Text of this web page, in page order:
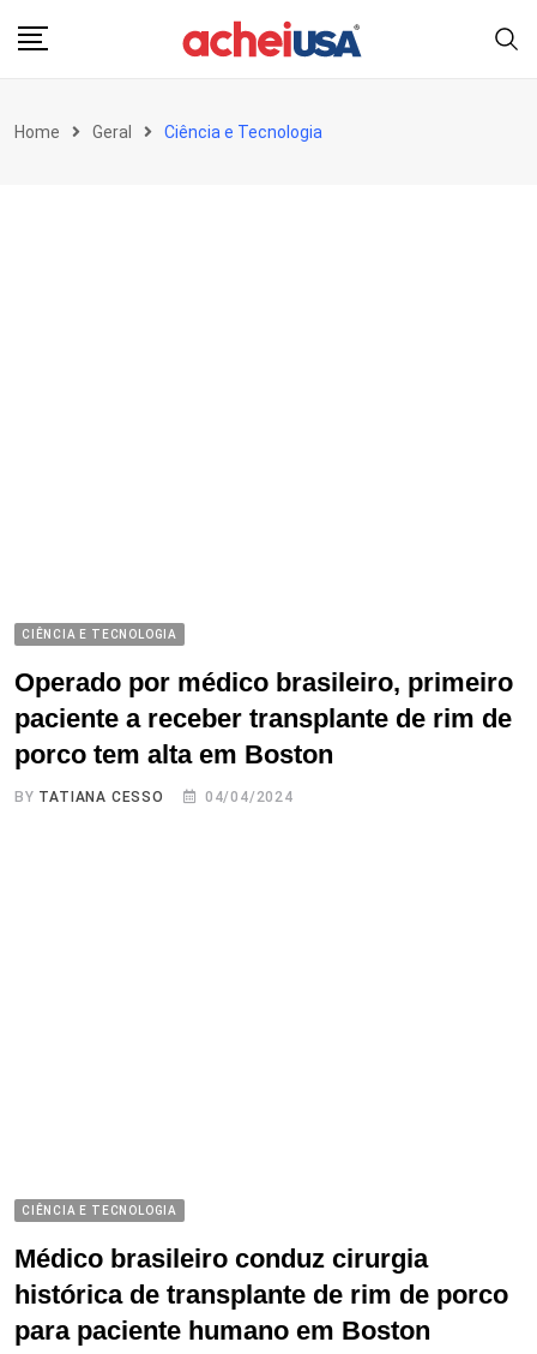
Home Geral Ciência e Tecnologia
CIÊNCIA E TECNOLOGIA
Operado por médico brasileiro, primeiro
paciente a receber transplante de rim de
porco tem alta em Boston
BY TATIANA CESSO 04/04/2024
CIÊNCIA E TECNOLOGIA
Médico brasileiro conduz cirurgia
histórica de transplante de rim de porco
para paciente humano em Boston